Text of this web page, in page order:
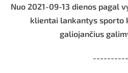
Nuo 2021-09-13 dienos pagal
klientai lankantys sporto
galiojančius